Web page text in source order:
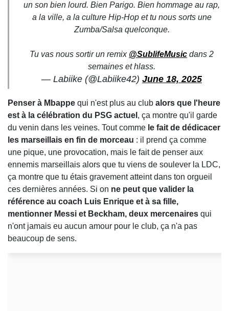
un son bien lourd. Bien Parigo. Bien hommage au rap,
a la ville, a la culture Hip-Hop et tu nous sorts une
Zumba/Salsa quelconque.
Tu vas nous sortir un remix @SublifeMusic dans 2
semaines et hlass.
— Labiike (@Labiike42) June 18, 2025
Penser à Mbappe qui n'est plus au club alors que l'heure
est à la célébration du PSG actuel , ça montre qu'il garde
du venin dans les veines. Tout comme le fait de dédicacer
les marseillais en fin de morceau : il prend ça comme
une pique, une provocation, mais le fait de penser aux
ennemis marseillais alors que tu viens de soulever la LDC,
ça montre que tu étais gravement atteint dans ton orgueil
ces dernières années. Si on ne peut que valider la
référence au coach Luis Enrique et à sa fille,
mentionner Messi et Beckham, deux mercenaires qui
n'ont jamais eu aucun amour pour le club, ça n'a pas
beaucoup de sens.